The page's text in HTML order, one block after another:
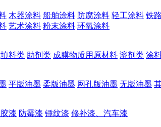
木器涂料 船舶涂料 防腐涂料 轻工涂料 铁
艺术涂料 粉末涂料 环氧涂料
填料类 助剂类 成膜物质用原材料 溶剂类 涂
平版油墨 柔版油墨 网孔版油墨 无版油墨
漆 防霉漆 锤纹漆 修补漆、汽车漆